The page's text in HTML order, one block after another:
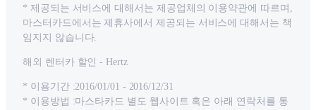
* 제공되는 서비스에 대해서는 제공업체의 이용약관에 따르며,
마스터카드에서는 제휴사에서 제공되는 서비스에 대해서는 책
임지지 않습니다.
해외 렌터카 할인 - Hertz
* 이용기간 :2016/01/01 - 2016/12/31
* 이용방법 :마스타카드 별도 웹사이트 혹은 아래 연락처를 통